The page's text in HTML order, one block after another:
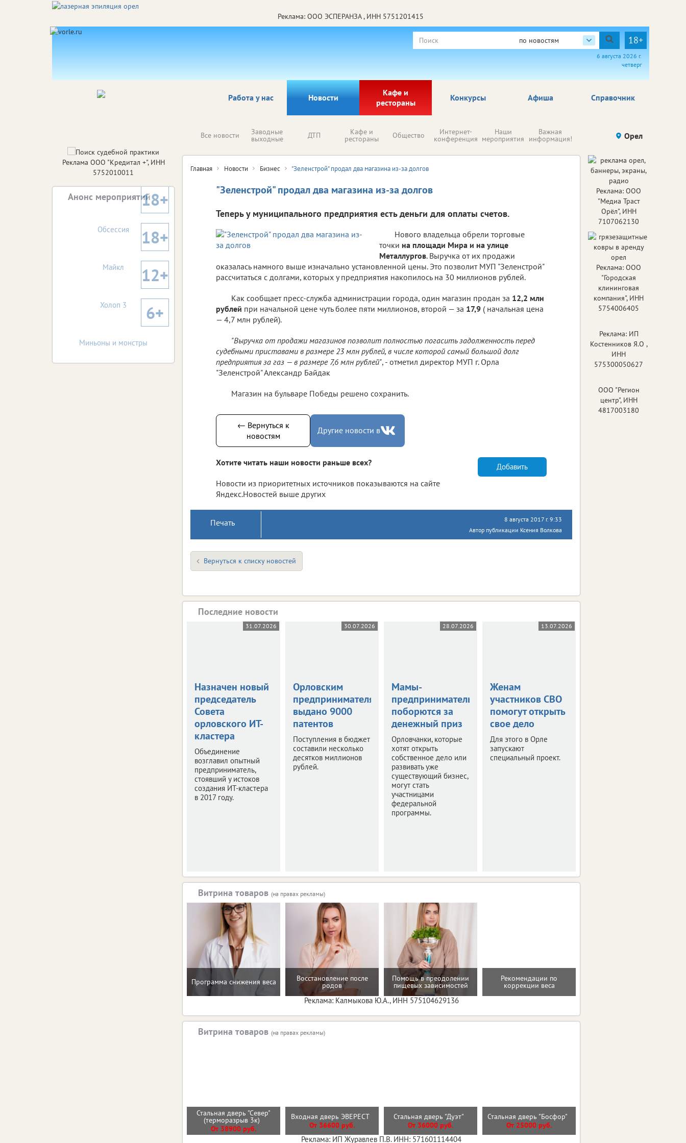
Реклама: ООО ЭСПЕРАНЗА , ИНН 5751201415
по новостям 18+
6 августа 2026 г.
четверг
Работа у нас Новости
Кафе и
рестораны
Афиша Справочник
Конкурсы
Все новости Заводные
выходные ДТП Кафе и
рестораны Общество Интернет-
конференция
Наши
мероприятия
Важная
информация! Происшествия Здоровье
Орел
Главная Новости Бизнес "Зеленстрой" продал два магазина из-за долгов
"Зеленстрой" продал два магазина из-за долгов
Теперь у муниципального предприятия есть деньги для оплаты счетов.
Нового владельца обрели торговые
точки на площади Мира и на улице
Металлургов. Выручка от их продажи
оказалась намного выше изначально установленной цены. Это позволит МУП "Зеленстрой"
рассчитаться с долгами, которых у предприятия накопилось на 30 миллионов рублей.
Как сообщает пресс-служба администрации города, один магазин продан за 12,2 млн
рублей при начальной цене чуть более пяти миллионов, второй — за 17,9 ( начальная цена
— 4,7 млн рублей).
"Выручка от продажи магазинов позволит полностью погасить задолженность перед
судебными приставами в размере 23 млн рублей, в числе которой самый большой долг
предприятия за газ — в размере 7,6 млн рублей", - отметил директор МУП г. Орла
"Зеленстрой" Александр Байдак
Магазин на бульваре Победы решено сохранить.
← Вернуться к
новостям
Другие новости в
Хотите читать наши новости раньше всех?
Новости из приоритетных источников показываются на сайте
Яндекс.Новостей выше других
Добавить
Печать
8 августа 2017 г. 9:33
Автор публикации Ксения Волкова
Вернуться к списку новостей
Последние новости
31.07.2026
Назначен новый
председатель
Совета
орловского ИТ-
кластера
Объединение
возглавил опытный
предприниматель,
стоявший у истоков
создания ИТ-кластера
в 2017 году.
30.07.2026
Орловским
предпринимателям
выдано 9000
патентов
Поступления в бюджет
составили несколько
десятков миллионов
рублей.
28.07.2026
Мамы-
предпринимательницы
поборются за
денежный приз
Орловчанки, которые
хотят открыть
собственное дело или
развивать уже
существующий бизнес,
могут стать
участницами
федеральной
программы.
13.07.2026
Женам
участников СВО
помогут открыть
свое дело
Для этого в Орле
запускают
специальный проект.
Витрина товаров (на правах рекламы)
Программа снижения веса Восстановление после
родов
Помощь в преодолении
пищевых зависимостей
Рекомендации по
коррекции веса
Реклама: Калмыкова Ю.А., ИНН 575104629136
Витрина товаров (на правах рекламы)
Стальная дверь "Север"
(терморазрыв 3к)
От 38900 руб.
Входная дверь ЭВЕРЕСТ
От 36600 руб.
Стальная дверь "Дуэт"
От 36000 руб.
Стальная дверь "Босфор"
От 25000 руб.
Реклама: ИП Журавлев П.В. ИНН: 571601114404
Реклама ООО "Кредитал +", ИНН
5752010011
Анонс мероприятий18+
Обсессия 18+
Майкл 12+
Холоп 3 6+
Миньоны и монстры
Реклама: ООО
"Медиа Траст
Орёл", ИНН
7107062130
Реклама: ООО
"Городская
клининговая
компания", ИНН
5754006405
Реклама: ИП
Костенников Я.О ,
ИНН
575300050627
ООО "Регион
центр", ИНН
4817003180